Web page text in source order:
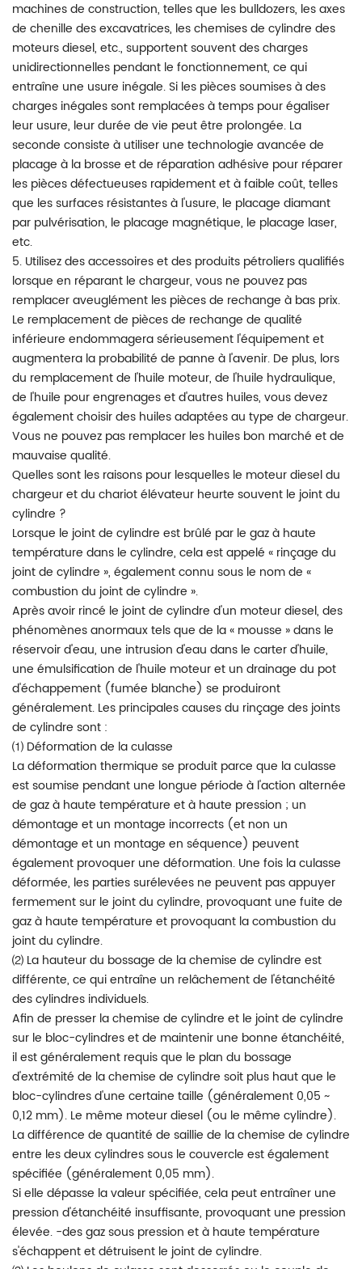
machines de construction, telles que les bulldozers, les axes
de chenille des excavatrices, les chemises de cylindre des
moteurs diesel, etc., supportent souvent des charges
unidirectionnelles pendant le fonctionnement, ce qui
entraîne une usure inégale. Si les pièces soumises à des
charges inégales sont remplacées à temps pour égaliser
leur usure, leur durée de vie peut être prolongée. La
seconde consiste à utiliser une technologie avancée de
placage à la brosse et de réparation adhésive pour réparer
les pièces défectueuses rapidement et à faible coût, telles
que les surfaces résistantes à l'usure, le placage diamant
par pulvérisation, le placage magnétique, le placage laser,
etc.
5. Utilisez des accessoires et des produits pétroliers qualifiés
lorsque en réparant le chargeur, vous ne pouvez pas
remplacer aveuglément les pièces de rechange à bas prix.
Le remplacement de pièces de rechange de qualité
inférieure endommagera sérieusement l'équipement et
augmentera la probabilité de panne à l'avenir. De plus, lors
du remplacement de l'huile moteur, de l'huile hydraulique,
de l'huile pour engrenages et d'autres huiles, vous devez
également choisir des huiles adaptées au type de chargeur.
Vous ne pouvez pas remplacer les huiles bon marché et de
mauvaise qualité.
Quelles sont les raisons pour lesquelles le moteur diesel du
chargeur et du chariot élévateur heurte souvent le joint du
cylindre ?
Lorsque le joint de cylindre est brûlé par le gaz à haute
température dans le cylindre, cela est appelé « rinçage du
joint de cylindre », également connu sous le nom de «
combustion du joint de cylindre ».
Après avoir rincé le joint de cylindre d'un moteur diesel, des
phénomènes anormaux tels que de la « mousse » dans le
réservoir d'eau, une intrusion d'eau dans le carter d'huile,
une émulsification de l'huile moteur et un drainage du pot
d'échappement (fumée blanche) se produiront
généralement. Les principales causes du rinçage des joints
de cylindre sont :
⑴ Déformation de la culasse
La déformation thermique se produit parce que la culasse
est soumise pendant une longue période à l'action alternée
de gaz à haute température et à haute pression ; un
démontage et un montage incorrects (et non un
démontage et un montage en séquence) peuvent
également provoquer une déformation. Une fois la culasse
déformée, les parties surélevées ne peuvent pas appuyer
fermement sur le joint du cylindre, provoquant une fuite de
gaz à haute température et provoquant la combustion du
joint du cylindre.
⑵ La hauteur du bossage de la chemise de cylindre est
différente, ce qui entraîne un relâchement de l'étanchéité
des cylindres individuels.
Afin de presser la chemise de cylindre et le joint de cylindre
sur le bloc-cylindres et de maintenir une bonne étanchéité,
il est généralement requis que le plan du bossage
d'extrémité de la chemise de cylindre soit plus haut que le
bloc-cylindres d'une certaine taille (généralement 0,05 ~
0,12 mm). Le même moteur diesel (ou le même cylindre).
La différence de quantité de saillie de la chemise de cylindre
entre les deux cylindres sous le couvercle est également
spécifiée (généralement 0,05 mm).
Si elle dépasse la valeur spécifiée, cela peut entraîner une
pression d'étanchéité insuffisante, provoquant une pression
élevée. -des gaz sous pression et à haute température
s'échappent et détruisent le joint de cylindre.